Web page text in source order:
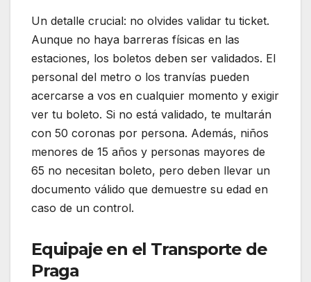
Un detalle crucial: no olvides validar tu ticket.
Aunque no haya barreras físicas en las
estaciones, los boletos deben ser validados. El
personal del metro o los tranvías pueden
acercarse a vos en cualquier momento y exigir
ver tu boleto. Si no está validado, te multarán
con 50 coronas por persona. Además, niños
menores de 15 años y personas mayores de
65 no necesitan boleto, pero deben llevar un
documento válido que demuestre su edad en
caso de un control.
Equipaje en el Transporte de
Praga